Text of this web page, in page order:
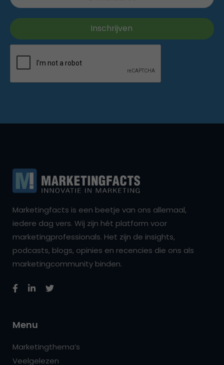
Marketingfacts is een beetje van ons allemaal,
iedere dag vers. Wij zijn hét platform voor
marketingprofessionals. Het zijn de insights,
podcasts, blogs, opinies en recencies die ons als
marketingcommunity binden.
Menu
Marketingthema’s
Veelgelezen